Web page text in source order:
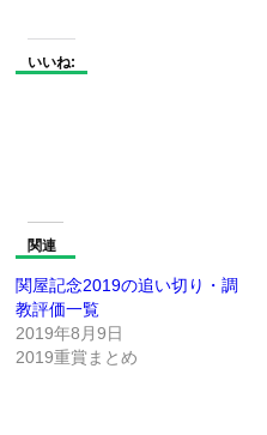
いいね:
関連
関屋記念2019の追い切り・調
教評価一覧
2019年8月9日
2019重賞まとめ